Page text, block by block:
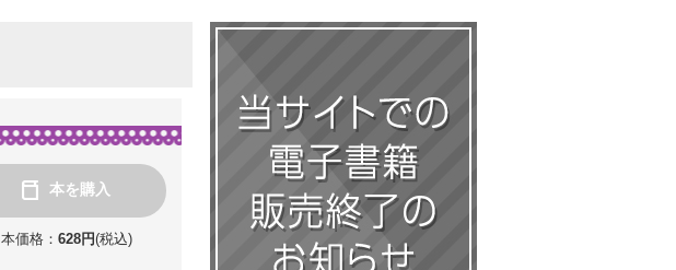
本を購入
本価格： 628円(税込)